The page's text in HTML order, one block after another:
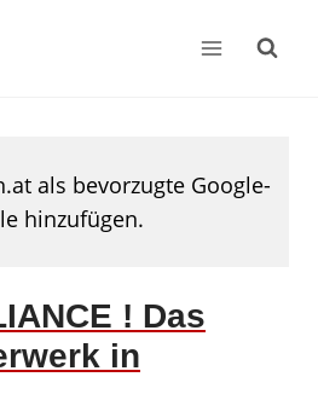
als bevorzugte Google-
hinzufügen.
! Das
in